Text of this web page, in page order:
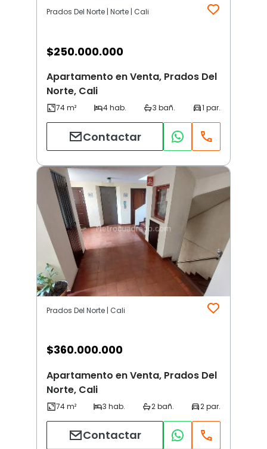
Prados Del Norte | Norte | Cali
$250.000.000
Apartamento en Venta, Prados Del
Norte, Cali
Contactar
Prados Del Norte | Cali
$360.000.000
Apartamento en Venta, Prados Del
Norte, Cali
Contactar